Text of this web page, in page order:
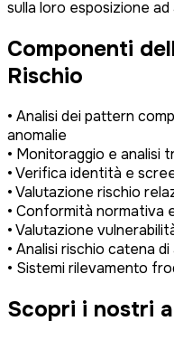
sulla loro esposizione
Componenti
Rischio
• Analisi dei pattern
anomalie
• Monitoraggio e analisi
• Verifica identità e
• Valutazione rischio
• Conformità normativa
• Valutazione
• Analisi rischio catena
• Sistemi rilevamento
Scopri i nostri